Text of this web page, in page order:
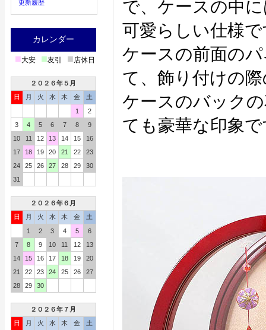
更新履歴
カレンダー
■大安 ■友引 ■店休日
２０２６年５月
日
月 火 水 木 金
土
1
2
3
4 5 6 7 8
9
10
11 12 13 14 15
16
17
18 19 20 21 22
23
24
25 26 27 28 29
30
31
２０２６年６月
日
月 火 水 木 金
土
1
2 3 4 5
6
7
8 9 10 11 12
13
14
15 16 17 18 19
20
21
22 23 24 25 26
27
28
29 30
２０２６年７月
日
月 火 水 木 金
土
で、ケースの中
可愛らしい仕様
ケースの前面の
て、飾り付けの
ケースのバック
ても豪華な印象